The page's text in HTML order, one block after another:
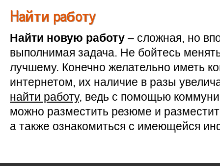
Найти работу
Найти новую работу – сложная, но
выполнимая задача. Не бойтесь
лучшему. Конечно желательно иметь
интернетом, их наличие в разы
найти работу, ведь с помощью
можно разместить резюме и
а также ознакомиться с имеющейся